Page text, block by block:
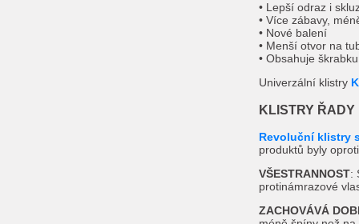
• Lepší odraz i
• Více zábavy,
• Nové balení
• Menší otvor na
• Obsahuje škrabku
Univerzální klistry
KLISTRY ŘADY
Revoluční klistry
produktů byly
VŠESTRANNOST:
protinámrazové
ZACHOVÁVÁ